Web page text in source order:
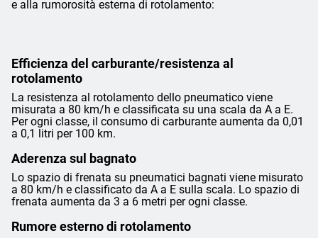
e alla rumorosità esterna di rotolamento:
Efficienza del carburante/resistenza al
rotolamento
La resistenza al rotolamento dello pneumatico viene
misurata a 80 km/h e classificata su una scala da A a E.
Per ogni classe, il consumo di carburante aumenta da 0,01
a 0,1 litri per 100 km.
Aderenza sul bagnato
Lo spazio di frenata su pneumatici bagnati viene misurato
a 80 km/h e classificato da A a E sulla scala. Lo spazio di
frenata aumenta da 3 a 6 metri per ogni classe.
Rumore esterno di rotolamento